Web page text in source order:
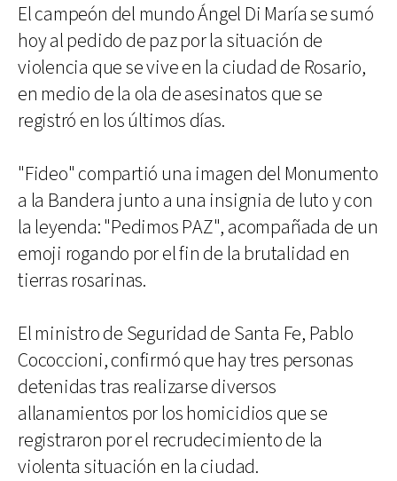
El campeón del mundo Ángel Di María se sumó
hoy al pedido de paz por la situación de
violencia que se vive en la ciudad de Rosario,
en medio de la ola de asesinatos que se
registró en los últimos días.
"Fideo" compartió una imagen del Monumento
a la Bandera junto a una insignia de luto y con
la leyenda: "Pedimos PAZ", acompañada de un
emoji rogando por el fin de la brutalidad en
tierras rosarinas.
El ministro de Seguridad de Santa Fe, Pablo
Cococcioni, confirmó que hay tres personas
detenidas tras realizarse diversos
allanamientos por los homicidios que se
registraron por el recrudecimiento de la
violenta situación en la ciudad.